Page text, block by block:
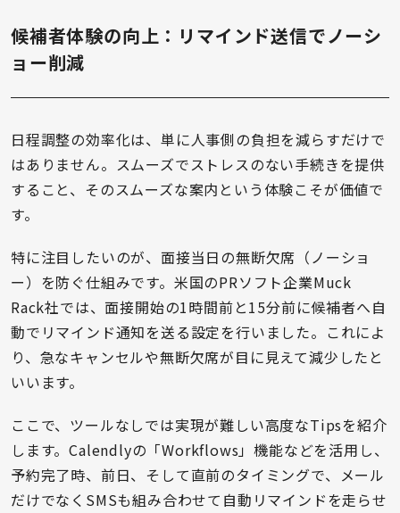
候補者体験の向上：リマインド送信でノーシ
ョー削減
日程調整の効率化は、単に人事側の負担を減らすだけで
はありません。スムーズでストレスのない手続きを提供
すること、そのスムーズな案内という体験こそが価値で
す。
特に注目したいのが、面接当日の無断欠席（ノーショ
ー）を防ぐ仕組みです。米国のPRソフト企業Muck
Rack社では、面接開始の1時間前と15分前に候補者へ自
動でリマインド通知を送る設定を行いました。これによ
り、急なキャンセルや無断欠席が目に見えて減少したと
いいます。
ここで、ツールなしでは実現が難しい高度なTipsを紹介
します。Calendlyの「Workflows」機能などを活用し、
予約完了時、前日、そして直前のタイミングで、メール
だけでなくSMSも組み合わせて自動リマインドを走らせ